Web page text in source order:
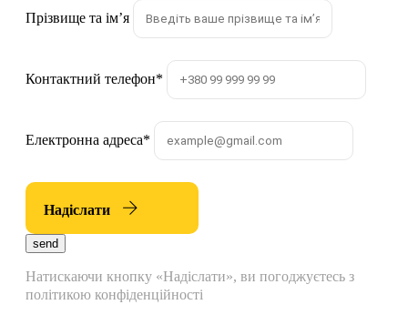
Прізвище та імʼя
Контактний телефон*
Електронна адреса*
Надіслати
send
Натискаючи кнопку «Надіслати», ви погоджуєтесь з
політикою конфіденційності